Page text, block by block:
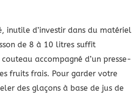
inutile d’investir dans du matériel
de 8 à 10 litres suffit
accompagné d’un presse-
fruits frais. Pour garder votre
des glaçons à base de jus de